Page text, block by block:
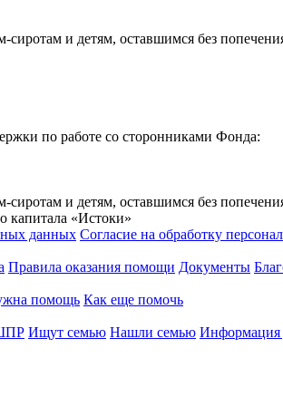
и детям, оставшимся без
по работе со сторонниками Фонда:
и детям, оставшимся без
капитала «Истоки»
данных Согласие на обработку
Правила оказания помощи Документы
помощь Как еще помочь
Ищут семью Нашли семью Информация